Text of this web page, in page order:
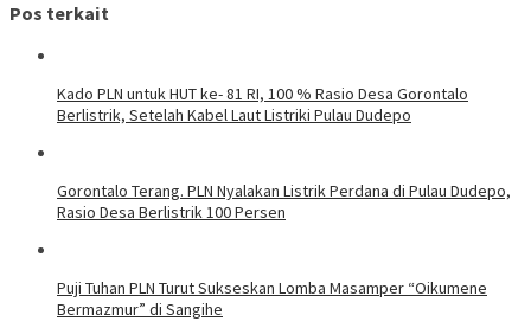
Pos terkait
Kado PLN untuk HUT ke- 81 RI, 100 % Rasio Desa Gorontalo
Berlistrik, Setelah Kabel Laut Listriki Pulau Dudepo
Gorontalo Terang. PLN Nyalakan Listrik Perdana di Pulau Dudepo,
Rasio Desa Berlistrik 100 Persen
Puji Tuhan PLN Turut Sukseskan Lomba Masamper “Oikumene
Bermazmur” di Sangihe